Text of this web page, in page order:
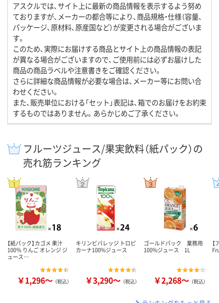
アスクルでは、サイト上に最新の商品情報を表示するよう努め
ておりますが、メーカーの都合等により、商品規格・仕様（容量、
パッケージ、原材料、原産国など）が変更される場合がございま
す。
このため、実際にお届けする商品とサイト上の商品情報の表記
が異なる場合がございますので、ご使用前には必ずお届けした
商品の商品ラベルや注意書きをご確認ください。
さらに詳細な商品情報が必要な場合は、メーカー等にお問い合
わせください。
また、販売単位における「セット」表記は、箱でのお届けをお約束
するものではありません。あらかじめご了承ください。
フルーツジュース/果実飲料（紙パック）の
売れ筋ランキング
【紙パック】カゴメ 果汁
100％ りんご オレンジ ジ
ュース…
￥1,296～ （税込）
キリンビバレッジ トロピ
カーナ100%ジュース
￥3,290～ （税込）
ゴールドパック 業務用
100%ジュース 1L
￥2,268～ （税込）